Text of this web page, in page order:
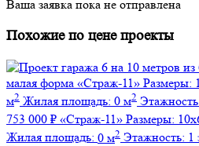
Ваша заявка пока не отправлена
Похожие по цене проекты
малая форма «Страж-11» Размеры:
м2 Жилая площадь: 0 м2
753 000 ₽ «Страж-11» Размеры:
Жилая площадь: 0 м2 Этажность: 1